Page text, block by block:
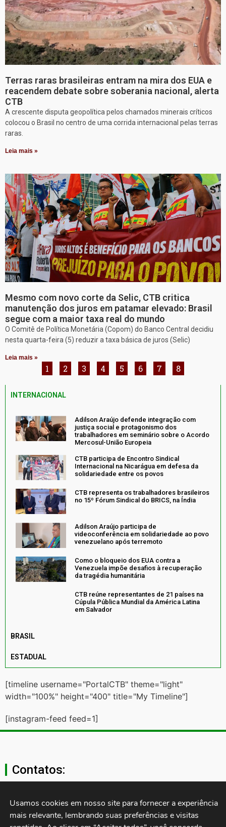
Terras raras brasileiras entram na mira dos EUA e
reacendem debate sobre soberania nacional, alerta
CTB
A crescente disputa geopolítica pelos chamados minerais críticos
colocou o Brasil no centro de uma corrida internacional pelas terras
raras.
Leia mais »
Mesmo com novo corte da Selic, CTB critica
manutenção dos juros em patamar elevado: Brasil
segue com a maior taxa real do mundo
O Comitê de Política Monetária (Copom) do Banco Central decidiu
nesta quarta-feira (5) reduzir a taxa básica de juros (Selic)
Leia mais »
1 2 3 4 5 6 7 8
INTERNACIONAL
Adilson Araújo defende integração com
justiça social e protagonismo dos
trabalhadores em seminário sobre o Acordo
Mercosul-União Europeia
CTB participa de Encontro Sindical
Internacional na Nicarágua em defesa da
solidariedade entre os povos
CTB representa os trabalhadores brasileiros
no 15º Fórum Sindical do BRICS, na Índia
Adilson Araújo participa de
videoconferência em solidariedade ao povo
venezuelano após terremoto
Como o bloqueio dos EUA contra a
Venezuela impõe desafios à recuperação
da tragédia humanitária
CTB reúne representantes de 21 países na
Cúpula Pública Mundial da América Latina
em Salvador
BRASIL
ESTADUAL
[timeline username="PortalCTB" theme="light"
width="100%" height="400" title="My Timeline"]
[instagram-feed feed=1]
Contatos:
secgeral@ctb.org.br
11 3874-0040
Usamos cookies em nosso site para fornecer a experiência
mais relevante, lembrando suas preferências e visitas